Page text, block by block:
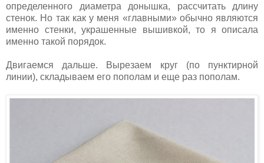
определенного диаметра донышка, рассчитать длину
стенок. Но так как у меня «главными» обычно являются
именно стенки, украшенные вышивкой, то я описала
именно такой порядок.
Двигаемся дальше. Вырезаем круг (по пунктирной
линии), складываем его пополам и еще раз пополам.